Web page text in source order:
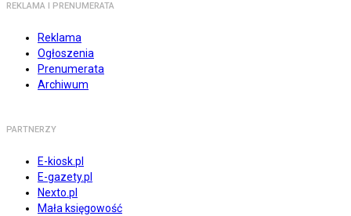
REKLAMA I PRENUMERATA
Reklama
Ogłoszenia
Prenumerata
Archiwum
PARTNERZY
E-kiosk.pl
E-gazety.pl
Nexto.pl
Mała księgowość